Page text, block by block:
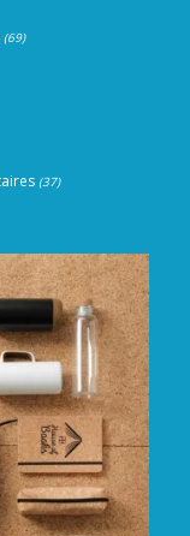
(69)
(37)